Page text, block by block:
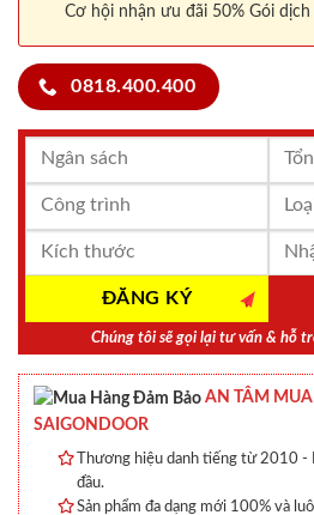
Cơ hội nhận ưu đãi 50% Gói
0818.400.400
Chúng tôi sẽ gọi lại tư vấn & hỗ
AN TÂM MUA
SAIGONDOOR
Thương hiệu danh tiếng từ 2010 -
đầu.
Sản phẩm đa dạng mới 100% và